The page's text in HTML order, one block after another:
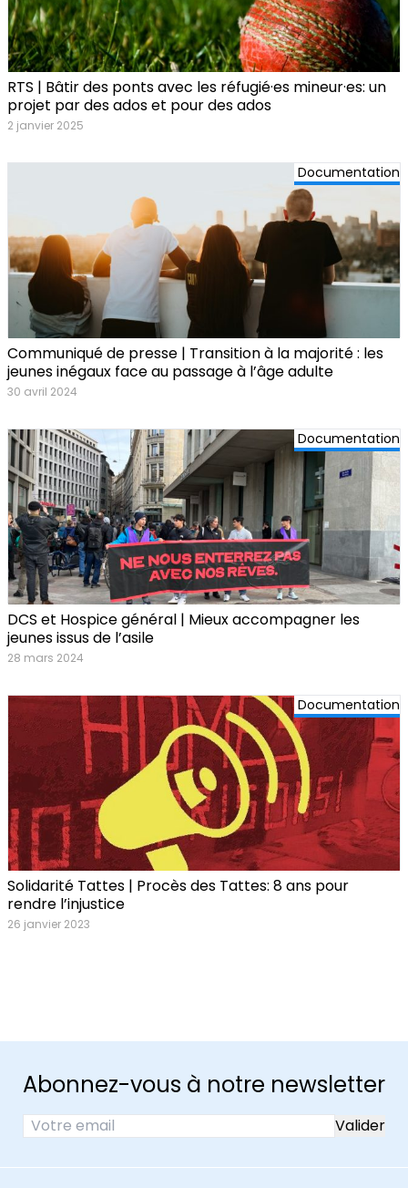
RTS | Bâtir des ponts avec les réfugié·es mineur·es: un
projet par des ados et pour des ados
2 janvier 2025
Documentation
Communiqué de presse | Transition à la majorité : les
jeunes inégaux face au passage à l’âge adulte
30 avril 2024
Documentation
DCS et Hospice général | Mieux accompagner les
jeunes issus de l’asile
28 mars 2024
Documentation
Solidarité Tattes | Procès des Tattes: 8 ans pour
rendre l’injustice
26 janvier 2023
Abonnez-vous à notre newsletter